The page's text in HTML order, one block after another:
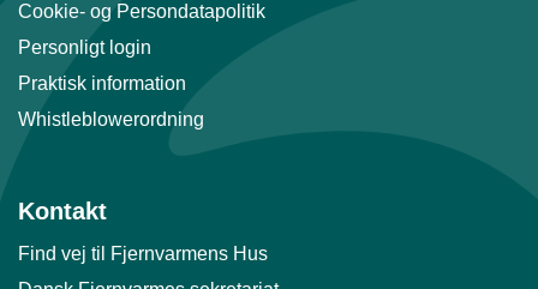
Cookie- og Persondatapolitik
Personligt login
Praktisk information
Whistleblowerordning
Kontakt
Find vej til Fjernvarmens Hus